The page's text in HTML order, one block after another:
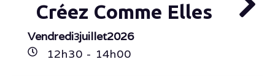
Créez Comme Elles
Vendredi3juillet2026
12h30 - 14h00